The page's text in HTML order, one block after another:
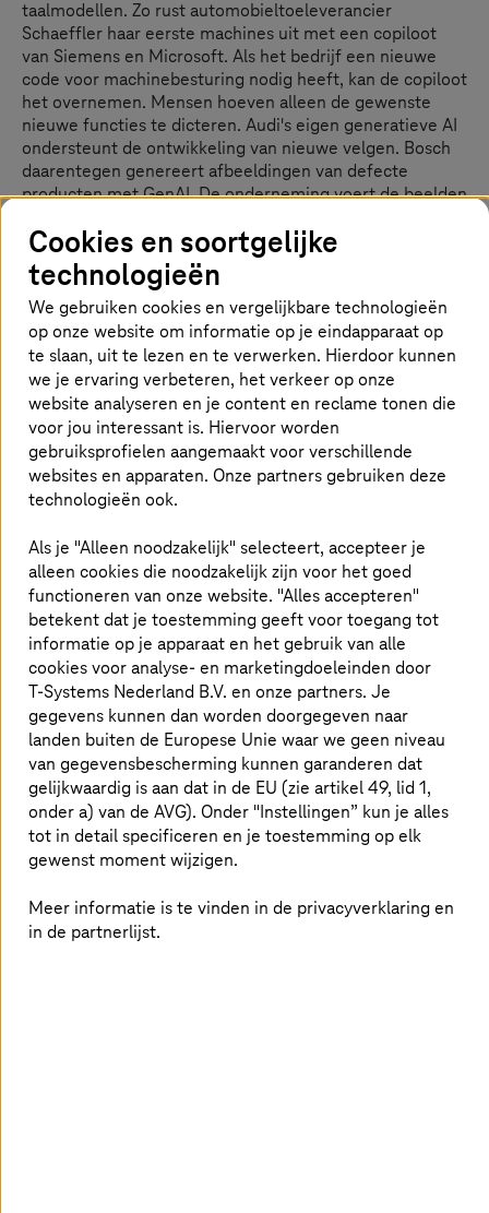
taalmodellen. Zo rust automobieltoeleverancier
Schaeffler haar eerste machines uit met een copiloot
van Siemens en Microsoft. Als het bedrijf een nieuwe
code voor machinebesturing nodig heeft, kan de copiloot
het overnemen. Mensen hoeven alleen de gewenste
nieuwe functies te dicteren. Audi's eigen generatieve AI
ondersteunt de ontwikkeling van nieuwe velgen. Bosch
daarentegen genereert afbeeldingen van defecte
producten met GenAI. De onderneming voert de beelden
software defecten in nieuwe productielijnen kan
herkennen.
Wat houdt GenAI nog tegen?
Als ik rondkijk op sociale platforms zoals LinkedIn, krijg ik
de indruk dat er bijna niemand is die nog niet besmet is
met het enthousiasme voor generatieve kunstmatige
intelligentie. Ik vind deze bereidheid om te
experimenteren geweldig, vooral wanneer bedrijven
of generatieve AI gebruiken als planningstool of
sparringpartner. Maar omdat de toepassingsgevallen
steeds complexer worden, worden er steeds meer eisen
aan de IT-infrastructuur van het bedrijf gesteld. Veel
rekenkracht alleen is niet genoeg. Als je effectiever en
efficiënter wilt worden met GenAI, heb je een hoog
niveau van IT-beveiliging en volledige naleving van de
bestaande regelgeving voor gegevensbescherming
nodig. Ook de AI-wetgeving van de Europese Unie houdt
GenAI kort voor meer rechtszekerheid: Exploitanten van
basismodellen zoals ChatGPT moeten bekendmaken
welke gegevens ze gebruiken waarmee ze hun modellen
trainen.
Zijn je gegevens goed genoeg?
Cookies en soortgelijke
technologieën
We gebruiken cookies en vergelijkbare technologieën
op onze website om informatie op je eindapparaat op
te slaan, uit te lezen en te verwerken. Hierdoor kunnen
we je ervaring verbeteren, het verkeer op onze
website analyseren en je content en reclame tonen die
voor jou interessant is. Hiervoor worden
gebruiksprofielen aangemaakt voor verschillende
websites en apparaten. Onze partners gebruiken deze
technologieën ook.
Als je "Alleen noodzakelijk" selecteert, accepteer je
alleen cookies die noodzakelijk zijn voor het goed
functioneren van onze website. "Alles accepteren"
betekent dat je toestemming geeft voor toegang tot
informatie op je apparaat en het gebruik van alle
cookies voor analyse- en marketingdoeleinden door
T-Systems Nederland B.V. en onze partners. Je
gegevens kunnen dan worden doorgegeven naar
landen buiten de Europese Unie waar we geen niveau
van gegevensbescherming kunnen garanderen dat
gelijkwaardig is aan dat in de EU (zie artikel 49, lid 1,
onder a) van de AVG). Onder "Instellingen” kun je alles
tot in detail specificeren en je toestemming op elk
gewenst moment wijzigen.
Meer informatie is te vinden in de privacyverklaring en
in de partnerlijst.